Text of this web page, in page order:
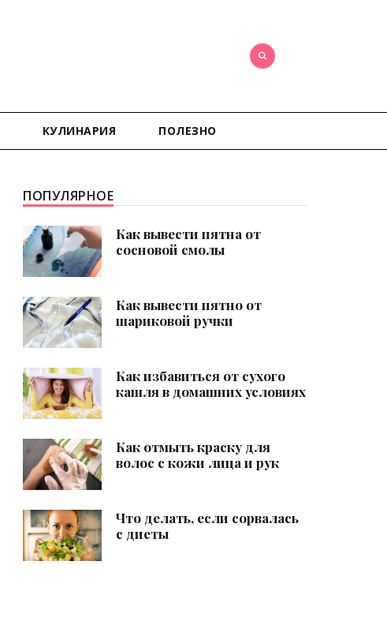
КУЛИНАРИЯ ПОЛЕЗНО
ПОПУЛЯРНОЕ
Как вывести пятна от
сосновой смолы
Как вывести пятно от
шариковой ручки
Как избавиться от сухого
кашля в домашних условиях
Как отмыть краску для
волос с кожи лица и рук
Что делать, если сорвалась
с диеты